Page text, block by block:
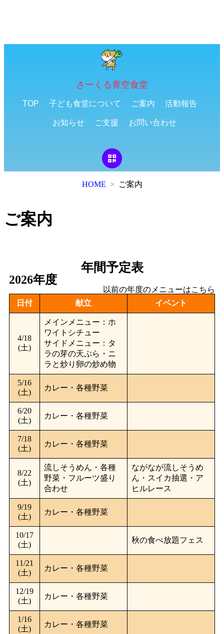
さーくる青空食堂
TOP 子ども食堂について ご案内 活動報告
お知らせ ご支援 お問い合わせ
HOME ご案内
ご案内
年間予定表
2026年度
以前の年度のメニューはこちら
日付
献立 イベント
4/18
(土)
メインメニュー：ホ
ワイトシチュー
サイドメニュー：タ
ラの芽の天ぷら・ニ
ラと炒り卵の炒め物
5/16
(土)
カレー・各種野菜
6/20
(土)
カレー・各種野菜
7/18
(土)
カレー・各種野菜
8/22
(土)
流しそうめん・各種
野菜・フルーツ盛り
合わせ
ながなが流しそうめ
ん・スイカ抽選・ア
ヒルレース
9/19
(土)
カレー・各種野菜
10/17
(土)
秋の食べ放題フェス
11/21
(土)
カレー・各種野菜
12/19
(土)
カレー・各種野菜
1/16
(土)
カレー・各種野菜